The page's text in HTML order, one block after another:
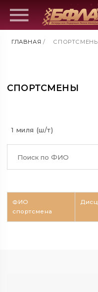
ГЛАВНАЯ /
СПОРТСМЕНЫ
1 миля (ш/т)
ФИО
спортсмена